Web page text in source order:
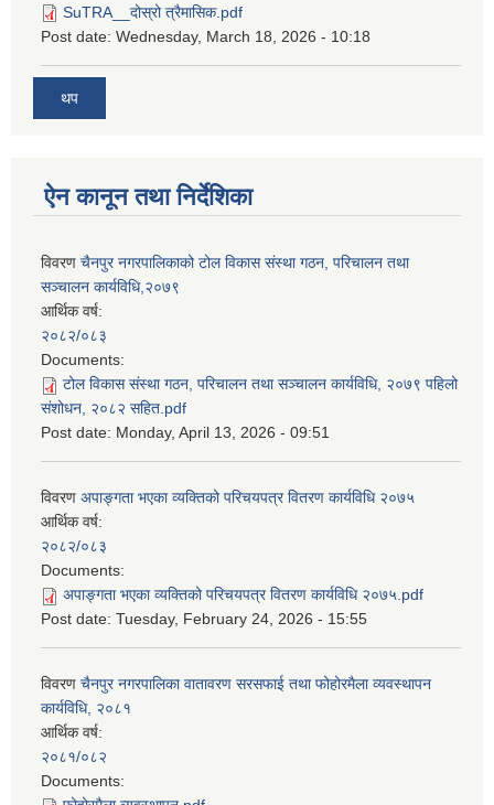
SuTRA__दोस्रो त्रैमासिक.pdf
Post date: Wednesday, March 18, 2026 - 10:18
थप
ऐन कानून तथा निर्देशिका
विवरण चैनपुर नगरपालिकाको टोल विकास संस्था गठन, परिचालन तथा
सञ्चालन कार्यविधि,२०७९
आर्थिक वर्ष:
२०८२/०८३
Documents:
टोल विकास संस्था गठन, परिचालन तथा सञ्चालन कार्यविधि, २०७९ पहिलो
संशोधन, २०८२ सहित.pdf
Post date: Monday, April 13, 2026 - 09:51
विवरण अपाङ्गता भएका व्यक्तिको परिचयपत्र वितरण कार्यविधि २०७५
आर्थिक वर्ष:
२०८२/०८३
Documents:
अपाङ्गता भएका व्यक्तिको परिचयपत्र वितरण कार्यविधि २०७५.pdf
Post date: Tuesday, February 24, 2026 - 15:55
विवरण चैनपुर नगरपालिका वातावरण सरसफाई तथा फोहोरमैला व्यवस्थापन
कार्यविधि, २०८१
आर्थिक वर्ष:
२०८१/०८२
Documents: